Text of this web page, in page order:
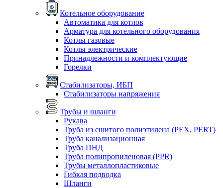
Котельное оборудование
Автоматика для котлов
Арматура для котельного оборудования
Котлы газовые
Котлы электрические
Принадлежности и комплектующие
Горелки
Стабилизаторы, ИБП
Стабилизаторы напряжения
Трубы и шланги
Рукава
Труба из сшитого полиэтилена (PEX, PERT)
Труба канализационная
Труба ПНД
Труба полипропиленовая (PPR)
Трубы металлопластиковые
Гибкая подводка
Шланги